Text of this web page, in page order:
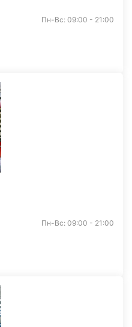
Пн-Вс: 09:00 - 21:00
Пн-Вс: 09:00 - 21:00